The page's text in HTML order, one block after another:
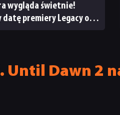
wygląda świetnie!
datę premiery Legacy of
Dawn 2